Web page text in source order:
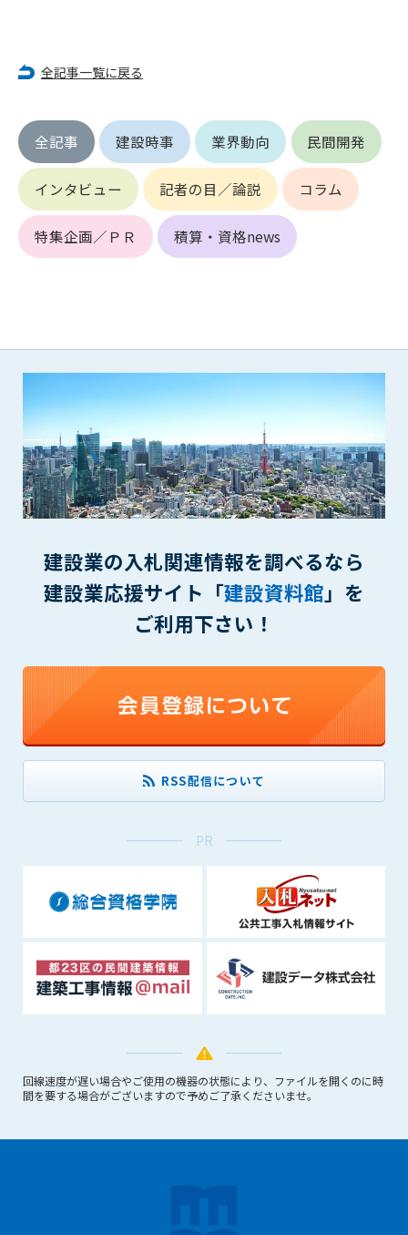
全記事一覧に戻る
全記事 建設時事 業界動向 民間開発
インタビュー 記者の目／論説 コラム
特集企画／ＰＲ 積算・資格news
建設業の入札関連情報を調べるなら
建設業応援サイト「建設資料館」を
ご利用下さい！
RSS配信について
PR
回線速度が遅い場合やご使用の機器の状態により、ファイルを開くのに時
間を要する場合がございますので予めご了承くださいませ。
2. 会員は、自己のIDおよびパスワードを、貸与、譲渡、売買、
ん。
3. 会員は、IDおよびパスワードの管理不十分、使用上の過誤、
第三者（他の会員を含む）の使用等による損害について責任
を負うものとし、管理者は一切責任を負いません。
第6条（会員の禁止事項）
1. 会員は建設資料館WEB上で以下の行為をしないものとしま
す。
為
(4) 有害なコンピュータプログラム等を送信又は書き込む行為
(5) 第三者に不利益を与える行為
(6) 管理者が承認していない営利を目的とした行為
(7) 公序良俗に反する行為
(8) 犯罪的行為に結びつく行為
(9) その他、法律に反する行為
(10) 建設資料館から知り得た情報及びダウンロードした情報
に第三者に提供すること
第7条（登録内容の削除）
管理者は、会員が登録した内容が以下に該当する、またはその
恐れのあるものは、会員の承諾なく削除できるものとします。
と管理者が、判断した場合
(2) 建設資料館の運営および保守管理上、必要と判断した場合
(3) 広告掲載料金の支払が遅延した場合
(4) その他、管理者が不適当と判断した場合
第8条（サービスの変更・中止等）
管理者は、会員の承諾なく、本サービス内容の変更(新規追加、
できるものとします。これに起因する会員または他の第三者が
被った損害について管理者は､一切の責任をも負わないものと
第9条（会員の個人情報）
会員の氏名、住所、性別、年齢、メールアドレスその他本サー
ビスの提供に関連して管理者が知り得た会員の個人情報（以下
個人情報といいます）について、管理者は、以下の各号に該当
する場合を除き、第三者に開示または提供しないものとしま
す。
(2) 個々の会員を特定できない統計的な処理をした形式で第三
者に提供する場合
(3) 第三者および管理者の権利、財産、安全等を保護するため
(4) 法令等により開示を求められた場合